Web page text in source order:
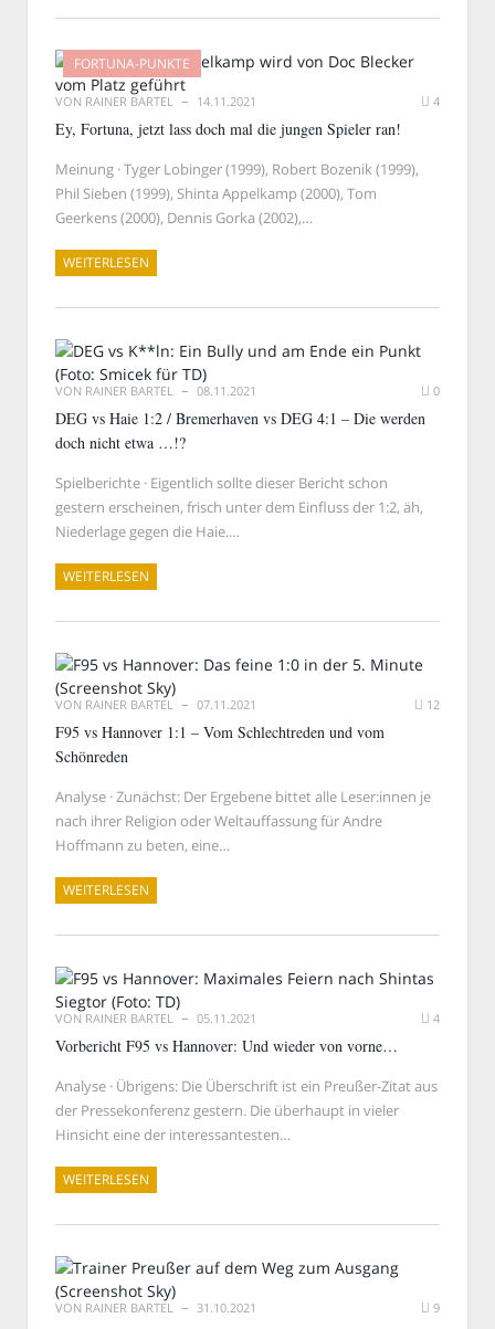
FORTUNA-PUNKTE
VON RAINER BARTEL 14.11.2021 4
Ey, Fortuna, jetzt lass doch mal die jungen Spieler ran!
Meinung · Tyger Lobinger (1999), Robert Bozenik (1999),
Phil Sieben (1999), Shinta Appelkamp (2000), Tom
Geerkens (2000), Dennis Gorka (2002),…
WEITERLESEN
VON RAINER BARTEL 08.11.2021 0
DEG vs Haie 1:2 / Bremerhaven vs DEG 4:1 – Die werden
doch nicht etwa …!?
Spielberichte · Eigentlich sollte dieser Bericht schon
gestern erscheinen, frisch unter dem Einfluss der 1:2, äh,
Niederlage gegen die Haie.…
WEITERLESEN
VON RAINER BARTEL 07.11.2021 12
F95 vs Hannover 1:1 – Vom Schlechtreden und vom
Schönreden
Analyse · Zunächst: Der Ergebene bittet alle Leser:innen je
nach ihrer Religion oder Weltauffassung für Andre
Hoffmann zu beten, eine…
WEITERLESEN
VON RAINER BARTEL 05.11.2021 4
Vorbericht F95 vs Hannover: Und wieder von vorne…
Analyse · Übrigens: Die Überschrift ist ein Preußer-Zitat aus
der Pressekonferenz gestern. Die überhaupt in vieler
Hinsicht eine der interessantesten…
WEITERLESEN
VON RAINER BARTEL 31.10.2021 9